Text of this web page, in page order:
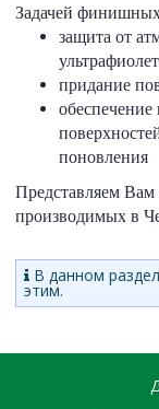
Задачей финишных
защита от
придание
поновления
Представляем Вам
производимых в
В данном
этим.